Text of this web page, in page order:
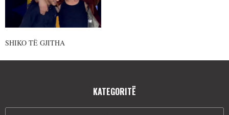
SHIKO TË GJITHA
KATEGORITË